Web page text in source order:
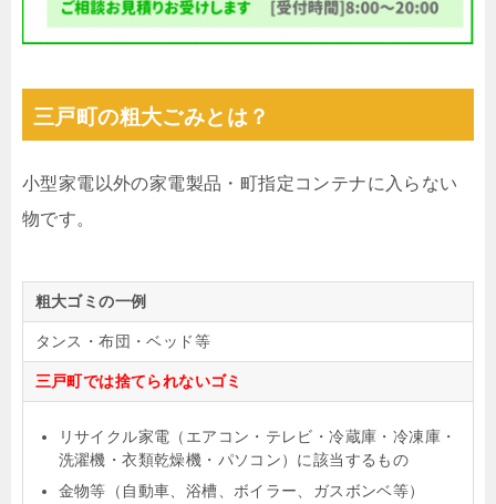
三戸町の粗大ごみとは？
小型家電以外の家電製品・町指定コンテナに入らない
物です。
粗大ゴミの一例
タンス・布団・ベッド等
三戸町では捨てられないゴミ
リサイクル家電（エアコン・テレビ・冷蔵庫・冷凍庫・
洗濯機・衣類乾燥機・パソコン）に該当するもの
金物等（自動車、浴槽、ボイラー、ガスボンベ等）